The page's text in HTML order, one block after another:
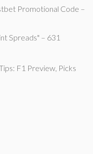
Promotional Code –
Spreads" – 631
F1 Preview, Picks